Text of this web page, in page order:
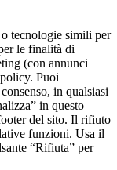
tecnologie simili per
le finalità di
(con annunci
Puoi
in qualsiasi
in questo
del sito. Il rifiuto
funzioni. Usa il
“Rifiuta” per